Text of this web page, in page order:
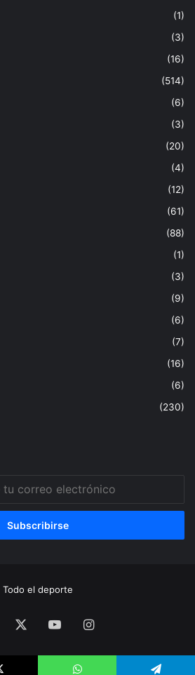
(1)
(3)
(16)
(514)
(6)
(3)
(20)
(4)
(12)
(61)
(88)
(1)
(3)
(9)
(6)
(7)
(16)
(6)
(230)
Todo el deporte
Facebook YouTubeInstagram